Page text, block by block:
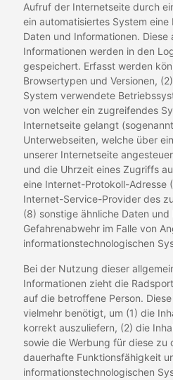
Aufruf der Internetseite durch
ein automatisiertes System eine
Daten und Informationen. Diese
Informationen werden in den
gespeichert. Erfasst werden
Browsertypen und Versionen,
System verwendete
von welcher ein zugreifendes
Internetseite gelangt
Unterwebseiten, welche über
unserer Internetseite
und die Uhrzeit eines Zugriffs
eine Internet-Protokoll-Adresse
Internet-Service-Provider des
(8) sonstige ähnliche Daten
Gefahrenabwehr im Falle von
informationstechnologischen
Bei der Nutzung dieser
Informationen zieht die
auf die betroffene Person.
vielmehr benötigt, um (1) die
korrekt auszuliefern, (2) die
sowie die Werbung für diese zu
dauerhafte Funktionsfähigkeit
informationstechnologischen